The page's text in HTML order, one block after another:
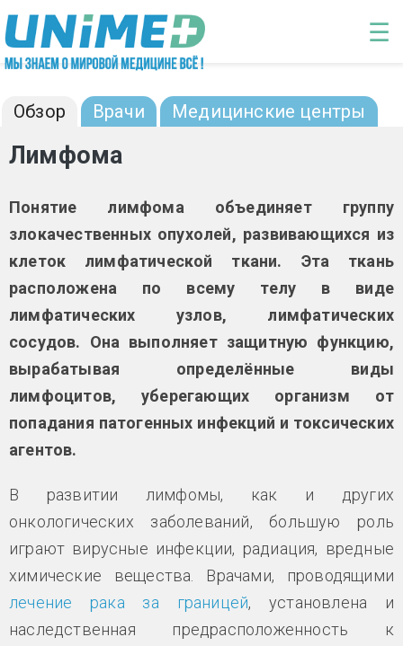
Перейти к основному содержанию
☰
Лимфома : диагностика и лечение
Обзор Врачи Медицинские центры
Лимфома
Понятие лимфома объединяет группу
злокачественных опухолей, развивающихся из
клеток лимфатической ткани. Эта ткань
расположена по всему телу в виде
лимфатических узлов, лимфатических
сосудов. Она выполняет защитную функцию,
вырабатывая определённые виды
лимфоцитов, уберегающих организм от
попадания патогенных инфекций и токсических
агентов.
В развитии лимфомы, как и других
онкологических заболеваний, большую роль
играют вирусные инфекции, радиация, вредные
химические вещества. Врачами, проводящими
лечение рака за границей, установлена и
наследственная предрасположенность к